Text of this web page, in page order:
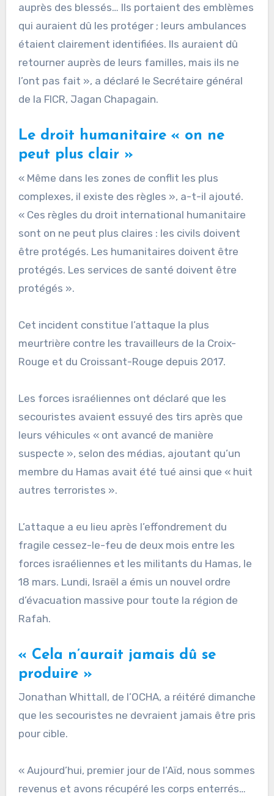
auprès des blessés… Ils portaient des emblèmes
qui auraient dû les protéger ; leurs ambulances
étaient clairement identifiées. Ils auraient dû
retourner auprès de leurs familles, mais ils ne
l’ont pas fait », a déclaré le Secrétaire général
de la FICR, Jagan Chapagain.
Le droit humanitaire « on ne
peut plus clair »
« Même dans les zones de conflit les plus
complexes, il existe des règles », a-t-il ajouté.
« Ces règles du droit international humanitaire
sont on ne peut plus claires : les civils doivent
être protégés. Les humanitaires doivent être
protégés. Les services de santé doivent être
protégés ».
Cet incident constitue l’attaque la plus
meurtrière contre les travailleurs de la Croix-
Rouge et du Croissant-Rouge depuis 2017.
Les forces israéliennes ont déclaré que les
secouristes avaient essuyé des tirs après que
leurs véhicules « ont avancé de manière
suspecte », selon des médias, ajoutant qu’un
membre du Hamas avait été tué ainsi que « huit
autres terroristes ».
L’attaque a eu lieu après l’effondrement du
fragile cessez-le-feu de deux mois entre les
forces israéliennes et les militants du Hamas, le
18 mars. Lundi, Israël a émis un nouvel ordre
d’évacuation massive pour toute la région de
Rafah.
« Cela n’aurait jamais dû se
produire »
Jonathan Whittall, de l’OCHA, a réitéré dimanche
que les secouristes ne devraient jamais être pris
pour cible.
« Aujourd’hui, premier jour de l’Aïd, nous sommes
revenus et avons récupéré les corps enterrés…